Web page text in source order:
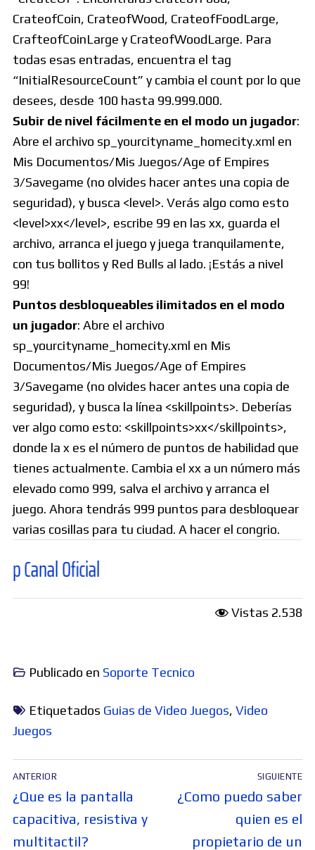
CrateofCoin, CrateofWood, CrateofFoodLarge,
CrafteofCoinLarge y CrateofWoodLarge. Para
todas esas entradas, encuentra el tag
“InitialResourceCount” y cambia el count por lo que
desees, desde 100 hasta 99.999.000.
Subir de nivel fácilmente en el modo un jugador:
Abre el archivo sp_yourcityname_homecity.xml en
Mis Documentos/Mis Juegos/Age of Empires
3/Savegame (no olvides hacer antes una copia de
seguridad), y busca <level>. Verás algo como esto
<level>xx</level>, escribe 99 en las xx, guarda el
archivo, arranca el juego y juega tranquilamente,
con tus bollitos y Red Bulls al lado. ¡Estás a nivel
99!
Puntos desbloqueables ilimitados en el modo
un jugador: Abre el archivo
sp_yourcityname_homecity.xml en Mis
Documentos/Mis Juegos/Age of Empires
3/Savegame (no olvides hacer antes una copia de
seguridad), y busca la línea <skillpoints>. Deberías
ver algo como esto: <skillpoints>xx</skillpoints>,
donde la x es el número de puntos de habilidad que
tienes actualmente. Cambia el xx a un número más
elevado como 999, salva el archivo y arranca el
juego. Ahora tendrás 999 puntos para desbloquear
varias cosillas para tu ciudad. A hacer el congrio.
Vistas 2.538
Publicado en Soporte Tecnico
Etiquetados Guias de Video Juegos, Video
Juegos
Navegación
de
entradas
ANTERIOR
Entrada
anterior:
¿Que es la pantalla
capacitiva, resistiva y
multitactil?
SIGUIENTE
Entrada
¿Como puedo saber
quien es el
propietario de un